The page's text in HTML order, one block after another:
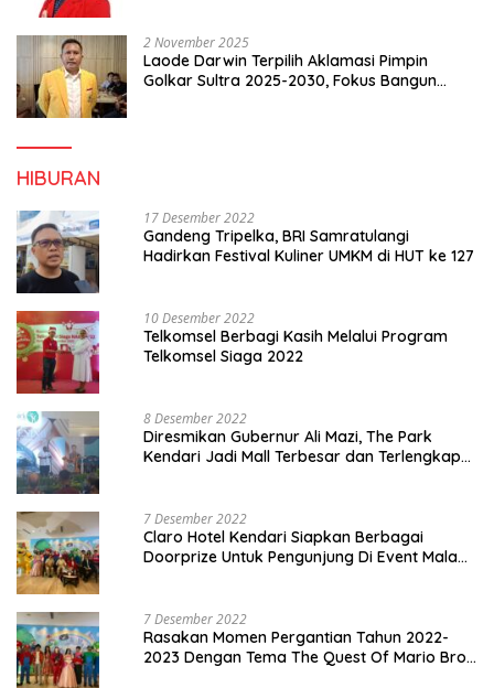
2 November 2025
Laode Darwin Terpilih Aklamasi Pimpin
Golkar Sultra 2025-2030, Fokus Bangun
HIBURAN
17 Desember 2022
Gandeng Tripelka, BRI Samratulangi
Hadirkan Festival Kuliner UMKM di HUT ke 127
10 Desember 2022
Telkomsel Berbagi Kasih Melalui Program
Telkomsel Siaga 2022
8 Desember 2022
Diresmikan Gubernur Ali Mazi, The Park
Kendari Jadi Mall Terbesar dan Terlengkap
7 Desember 2022
Claro Hotel Kendari Siapkan Berbagai
Doorprize Untuk Pengunjung Di Event Malam
7 Desember 2022
Rasakan Momen Pergantian Tahun 2022-
2023 Dengan Tema The Quest Of Mario Bros